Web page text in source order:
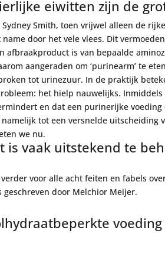
eiwitten zijn de
Smith, toen vrijwel alleen de
name door het vele vlees. Dit
afbraakproduct is van bepaalde
aangeraden om ‘purinearm’ te
tot urinezuur. In de praktijk
het hielp nauwelijks.
en dat een purinerijke
tot een versnelde uitscheiding
we nu.
is vaak uitstekend te
verder voor alle acht feiten en fabels
geschreven door Melchior Meijer.